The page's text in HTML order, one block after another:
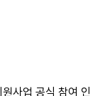
사업 공식 참여 인